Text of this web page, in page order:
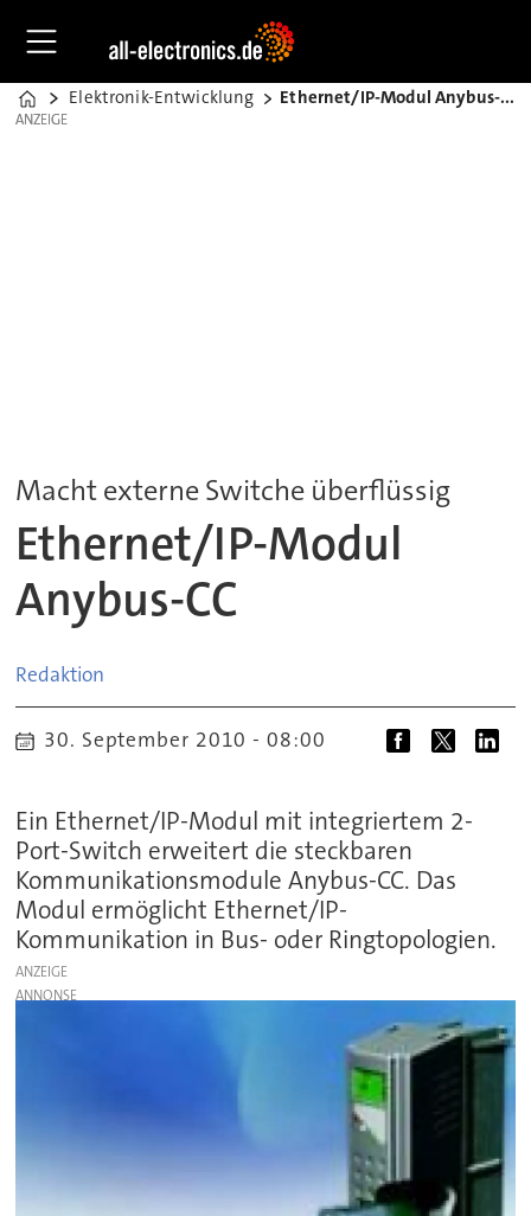
Home
Elektronik-Entwicklung Ethernet/IP-Modul Anybus-CC
ANZEIGE
ANZEIGE
Macht externe Switche überflüssig
Ethernet/IP-Modul
Anybus-CC
Redaktion
30. September 2010 - 08:00
Ein Ethernet/IP-Modul mit integriertem 2-
Port-Switch erweitert die steckbaren
Kommunikationsmodule Anybus-CC. Das
Modul ermöglicht Ethernet/IP-
Kommunikation in Bus- oder Ringtopologien.
ANZEIGE